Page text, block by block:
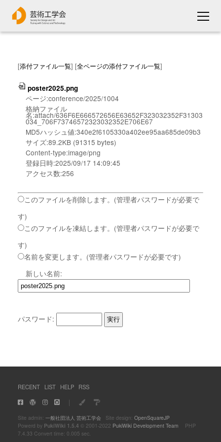
[添付ファイル一覧] [全ページの添付ファイル一覧]
poster2025.png
ページ:conference/2025/1004
格納ファイル
名:attach/636F6E666572656E63652F323032352F31303
034_706F73746572323032352E706E67
MD5ハッシュ値:340e2f6105330a402ee95aa685de09b3
サイズ:89.2KB (91315 bytes)
Content-type:image/png
登録日時:2025/09/17 14:09:45
アクセス数:256
このファイルを削除します。(管理者パスワードが必要で
す)
このファイルを凍結します。(管理者パスワードが必要で
す)
名前を変更します。(管理者パスワードが必要です)
新しい名前:
パスワード:
RECENT LIST HELP RSS
｜
Site admin: 一般社団法人 芸術工学会Site design: OpenSquareJP
Powerd by PukiWiki 1.5.4 © 2001-2022 PukiWiki Development Team PHP
7.4.33 Convert time: 0.005 sec.